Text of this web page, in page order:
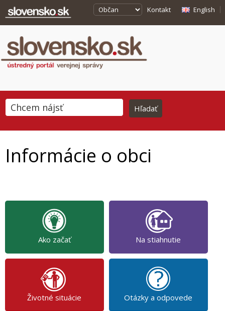
Kontakt English
Informácie o obci
Ako začať Na stiahnutie
Životné situácie Otázky a odpovede